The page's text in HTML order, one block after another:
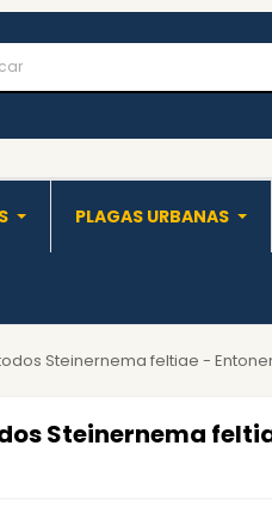
PLAGAS URBANAS
Steinernema feltiae -
Steinernema